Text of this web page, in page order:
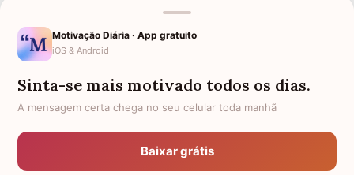
Mensagens de saudade que tocam o coração e
expressam falta
Mensagens de otimismo que vão encher você de
confiança
Mensagens para namorado: declare o seu amor com
Motivação Diária · App gratuito
iOS & Android
Sinta-se mais motivado todos os dias.
A mensagem certa chega no seu celular toda manhã
Baixar grátis